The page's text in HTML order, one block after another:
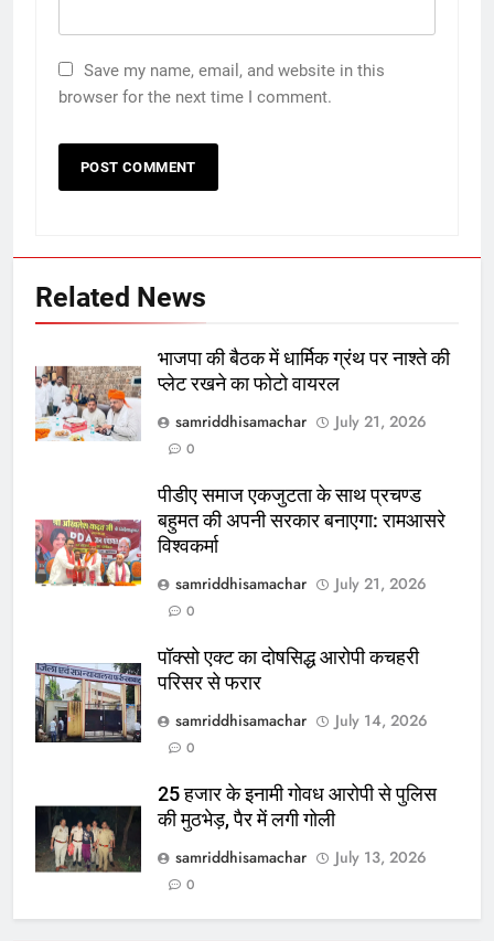
Save my name, email, and website in this
browser for the next time I comment.
Related News
भाजपा की बैठक में धार्मिक ग्रंथ पर नाश्ते की
प्लेट रखने का फोटो वायरल
samriddhisamachar
July 21, 2026
0
पीडीए समाज एकजुटता के साथ प्रचण्ड
बहुमत की अपनी सरकार बनाएगा: रामआसरे
विश्वकर्मा
samriddhisamachar
July 21, 2026
0
पॉक्सो एक्ट का दोषसिद्ध आरोपी कचहरी
परिसर से फरार
samriddhisamachar
July 14, 2026
0
25 हजार के इनामी गोवध आरोपी से पुलिस
की मुठभेड़, पैर में लगी गोली
samriddhisamachar
July 13, 2026
0